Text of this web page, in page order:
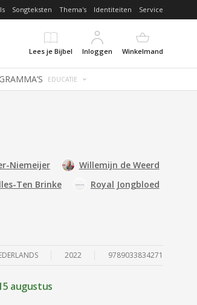
Songteksten Thema's Identiteiten Service
Lees je Bijbel
Inloggen Winkelmand
EDUCATIE
Niemeijer
Willemijn de Weerd
Ten Brinke Royal Jongbloed
2022 9789033834271
augustus